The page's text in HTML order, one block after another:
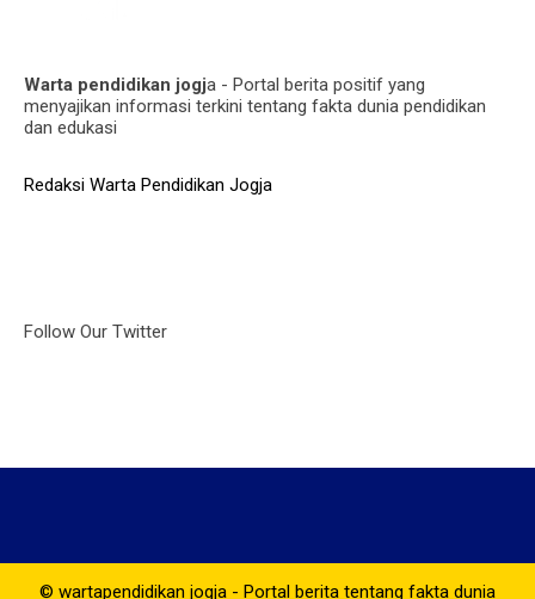
Warta pendidikan jogja - Portal berita positif yang
menyajikan informasi terkini tentang fakta dunia pendidikan
dan edukasi
Redaksi Warta Pendidikan Jogja
Follow Our Twitter
© wartapendidikan jogja - Portal berita tentang fakta dunia